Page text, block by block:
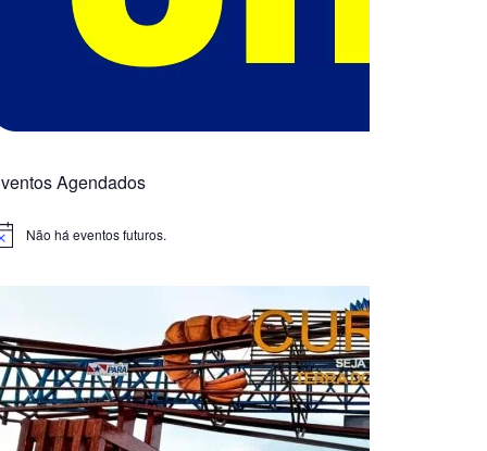
Agendados
Não há eventos futuros.